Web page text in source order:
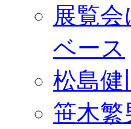
展覧
ベース
松島健
笹木繁